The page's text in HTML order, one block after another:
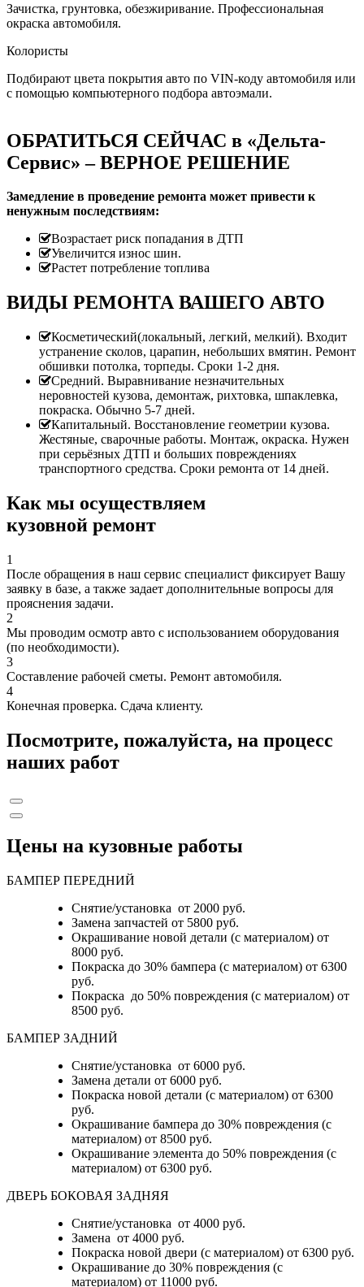
Зачистка, грунтовка, обезжиривание. Профессиональная
окраска автомобиля.
Колористы
Подбирают цвета покрытия авто по VIN-коду автомобиля или
с помощью компьютерного подбора автоэмали.
ОБРАТИТЬСЯ СЕЙЧАС в «Дельта-
Сервис» – ВЕРНОЕ РЕШЕНИЕ
Замедление в проведение ремонта может привести к
ненужным последствиям:
Возрастает риск попадания в ДТП
Увеличится износ шин.
Растет потребление топлива
ВИДЫ РЕМОНТА ВАШЕГО АВТО
Косметический(локальный, легкий, мелкий). Входит
устранение сколов, царапин, небольших вмятин. Ремонт
обшивки потолка, торпеды. Сроки 1-2 дня.
Средний. Выравнивание незначительных
неровностей кузова, демонтаж, рихтовка, шпаклевка,
покраска. Обычно 5-7 дней.
Капитальный. Восстановление геометрии кузова.
Жестяные, сварочные работы. Монтаж, окраска. Нужен
при серьёзных ДТП и больших повреждениях
транспортного средства. Сроки ремонта от 14 дней.
Как мы осуществляем
кузовной ремонт
1
После обращения в наш сервис специалист фиксирует Вашу
заявку в базе, а также задает дополнительные вопросы для
прояснения задачи.
2
Мы проводим осмотр авто с использованием оборудования
(по необходимости).
3
Составление рабочей сметы. Ремонт автомобиля.
4
Конечная проверка. Сдача клиенту.
Посмотрите, пожалуйста, на процесс
наших работ
Цены на кузовные работы
БАМПЕР ПЕРЕДНИЙ
Снятие/установка от 2000 руб.
Замена запчастей от 5800 руб.
Окрашивание новой детали (с материалом) от
8000 руб.
Покраска до 30% бампера (с материалом) от 6300
руб.
Покраска до 50% повреждения (с материалом) от
8500 руб.
БАМПЕР ЗАДНИЙ
Снятие/установка от 6000 руб.
Замена детали от 6000 руб.
Покраска новой детали (с материалом) от 6300
руб.
Окрашивание бампера до 30% повреждения (с
материалом) от 8500 руб.
Окрашивание элемента до 50% повреждения (с
материалом) от 6300 руб.
ДВЕРЬ БОКОВАЯ ЗАДНЯЯ
Снятие/установка от 4000 руб.
Замена от 4000 руб.
Покраска новой двери (с материалом) от 6300 руб.
Окрашивание до 30% повреждения (с
материалом) от 11000 руб.